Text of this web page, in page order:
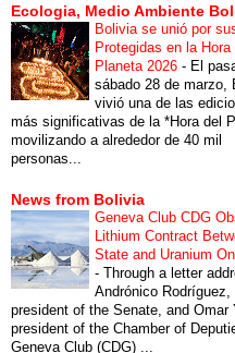
Ecologia, Medio Ambiente
Bolivia se unió por
Protegidas en la Hora
Planeta 2026 - El
sábado 28 de marzo,
vivió una de las
más significativas de la *Hora del
movilizando a alrededor de 40 mil
personas...
News from Bolivia
Geneva Club CDG
Lithium Contract
State and Uranium
- Through a letter
Andrónico Rodríguez,
president of the Senate, and Omar
president of the Chamber of
Geneva Club (CDG) ...